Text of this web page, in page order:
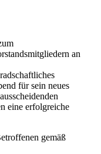
an
für sein neues
eine erfolgreiche
gemäß